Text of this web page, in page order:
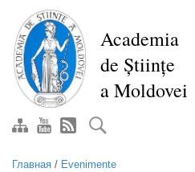
Перейти
основному
содержанию
Academia
de Științe
a Moldovei
Главная / Evenimente